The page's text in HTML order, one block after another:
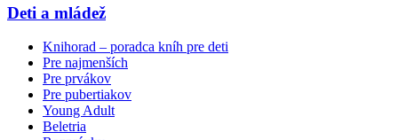
Deti a mládež
Knihorad – poradca kníh pre deti
Pre najmenších
Pre prvákov
Pre pubertiakov
Young Adult
Beletria